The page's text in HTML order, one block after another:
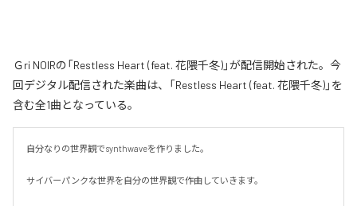
Ｇri NOIRの「Restless Heart (feat. 花隈千冬)」が配信開始された。今
回デジタル配信された楽曲は、「Restless Heart (feat. 花隈千冬)」を
含む全1曲となっている。
自分なりの世界観でsynthwaveを作りました。
サイバーパンクな世界を自分の世界観で作曲していきます。